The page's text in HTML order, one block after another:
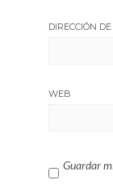
DIRECCIÓN
WEB
Guardar